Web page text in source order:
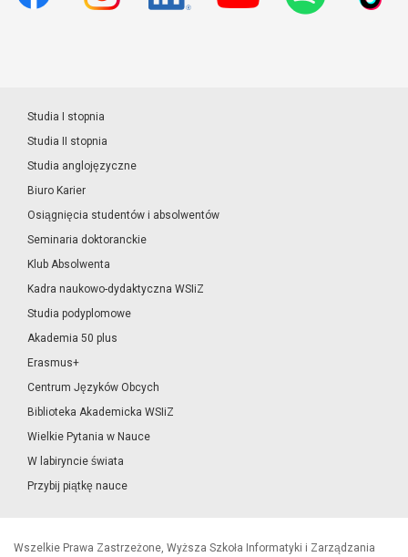
Studia I stopnia
Studia II stopnia
Studia anglojęzyczne
Biuro Karier
Osiągnięcia studentów i absolwentów
Seminaria doktoranckie
Klub Absolwenta
Kadra naukowo-dydaktyczna WSIiZ
Studia podyplomowe
Akademia 50 plus
Erasmus+
Centrum Języków Obcych
Biblioteka Akademicka WSIiZ
Wielkie Pytania w Nauce
W labiryncie świata
Przybij piątkę nauce
Wszelkie Prawa Zastrzeżone, Wyższa Szkoła Informatyki i Zarządzania